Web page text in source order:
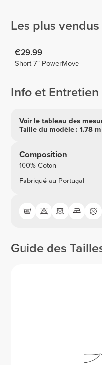
Les plus vendus
€29.99
Short 7" PowerMove
Info et Entretien
Voir le tableau des
Taille du modèle : 1.78
Composition
100% Coton
Fabriqué au Portugal
Guide des